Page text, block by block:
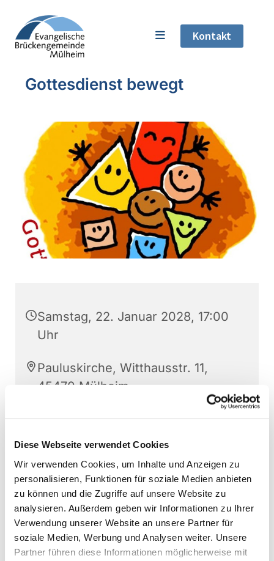
Diese Webseite verwendet Cookies
Wir verwenden Cookies, um Inhalte und Anzeigen zu
personalisieren, Funktionen für soziale Medien anbieten
zu können und die Zugriffe auf unsere Website zu
analysieren. Außerdem geben wir Informationen zu Ihrer
Verwendung unserer Website an unsere Partner für
soziale Medien, Werbung und Analysen weiter. Unsere
Partner führen diese Informationen möglicherweise mit
Kontakt
Gottesdienst bewegt
Samstag, 22. Januar 2028, 17:00
Uhr
Pauluskirche, Witthausstr. 11,
45470 Mülheim